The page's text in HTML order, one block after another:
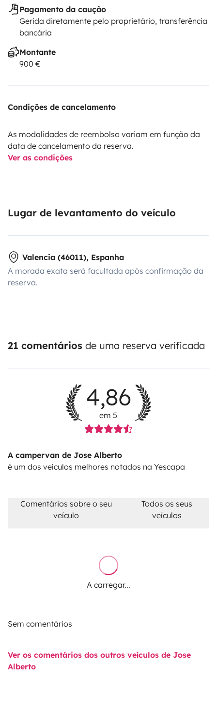
Pagamento da caução
Gerida diretamente pelo proprietário, transferência
bancária
Montante
900 €
Condições de cancelamento
As modalidades de reembolso variam em função da
data de cancelamento da reserva.
Ver as condições
Lugar de levantamento do veículo
Valencia (46011), Espanha
A morada exata será facultada após confirmação da
reserva.
21 comentários de uma reserva verificada
4,86
em 5
A campervan de Jose Alberto
é um dos veículos melhores notados na Yescapa
Comentários sobre o seu
veículo
Todos os seus
veículos
A carregar...
Sem comentários
Ver os comentários dos outros veículos de Jose
Alberto